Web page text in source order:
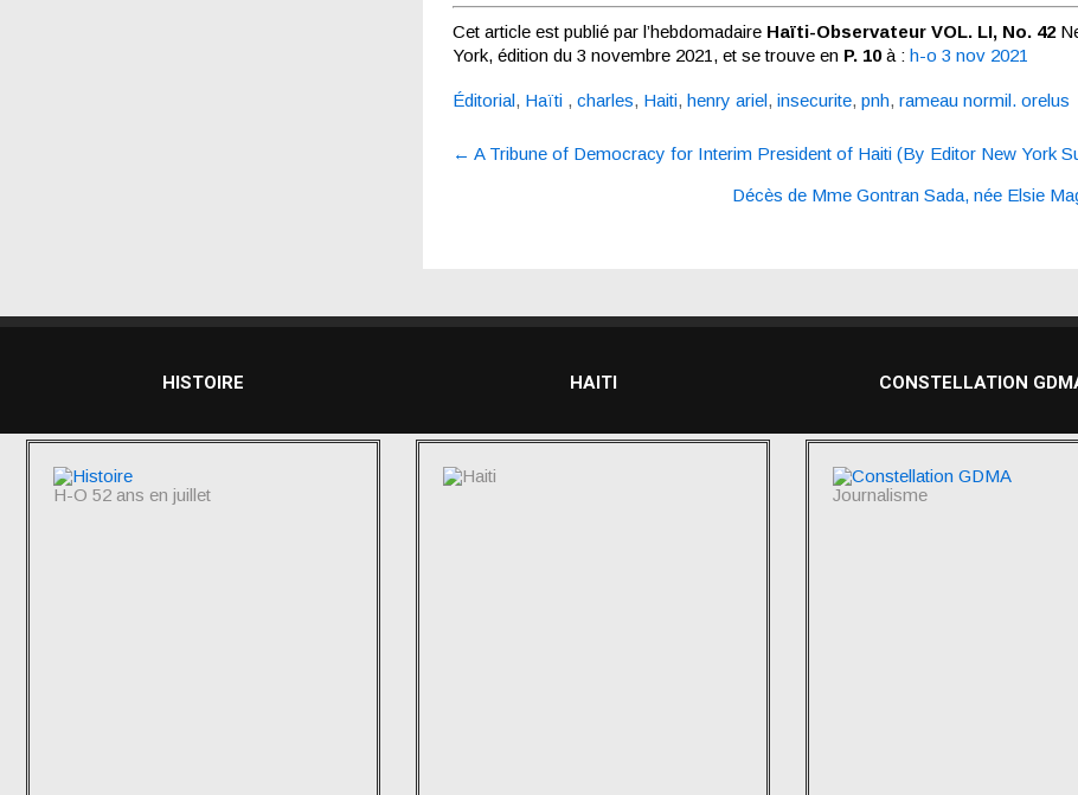
Cet article est publié par l’hebdomadaire Haïti-Observateur VOL. LI, No. 42
York, édition du 3 novembre 2021, et se trouve en P. 10à : h-o 3 nov 2021
Éditorial, Haïti , charles, Haiti, henry ariel, insecurite, pnh, rameau normil. orelus
navigation
← A Tribune of Democracy for Interim President of Haiti (By Editor New York
Décès de Mme Gontran Sada, née Elsie
HISTOIRE
H-O 52 ans en juillet
HAITI CONSTELLATION
Journalisme